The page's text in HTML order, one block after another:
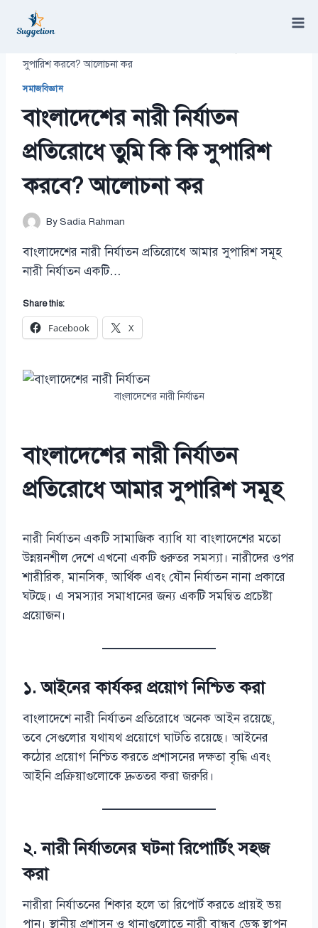
সুপারিশ করবে? আলোচনা কর
সমাজবিজ্ঞান
বাংলাদেশের নারী নির্যাতন
প্রতিরোধে তুমি কি কি সুপারিশ
করবে? আলোচনা কর
BySadia Rahman
বাংলাদেশের নারী নির্যাতন প্রতিরোধে আমার সুপারিশ সমূহ
নারী নির্যাতন একটি…
Share this:
Facebook X
বাংলাদেশের নারী নির্যাতন
বাংলাদেশের নারী নির্যাতন
প্রতিরোধে আমার সুপারিশ সমূহ
নারী নির্যাতন একটি সামাজিক ব্যাধি যা বাংলাদেশের মতো
উন্নয়নশীল দেশে এখনো একটি গুরুতর সমস্যা। নারীদের ওপর
শারীরিক, মানসিক, আর্থিক এবং যৌন নির্যাতন নানা প্রকারে
ঘটছে। এ সমস্যার সমাধানের জন্য একটি সমন্বিত প্রচেষ্টা
প্রয়োজন।
১. আইনের কার্যকর প্রয়োগ নিশ্চিত করা
বাংলাদেশে নারী নির্যাতন প্রতিরোধে অনেক আইন রয়েছে,
তবে সেগুলোর যথাযথ প্রয়োগে ঘাটতি রয়েছে। আইনের
কঠোর প্রয়োগ নিশ্চিত করতে প্রশাসনের দক্ষতা বৃদ্ধি এবং
আইনি প্রক্রিয়াগুলোকে দ্রুততর করা জরুরি।
২. নারী নির্যাতনের ঘটনা রিপোর্টিং সহজ
করা
নারীরা নির্যাতনের শিকার হলে তা রিপোর্ট করতে প্রায়ই ভয়
পান। স্থানীয় প্রশাসন ও থানাগুলোতে নারী বান্ধব ডেস্ক স্থাপন